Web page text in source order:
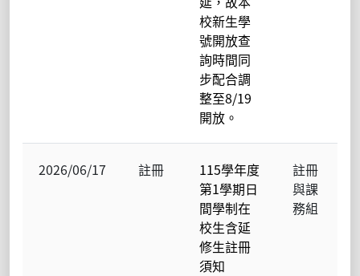
校新生學
號開放查
詢時間同
步配合調
整至8/19
開放。
2026/06/17 註冊
115學年度
第1學期日
間學制在
校生含延
修生註冊
須知
註冊
與課
務組